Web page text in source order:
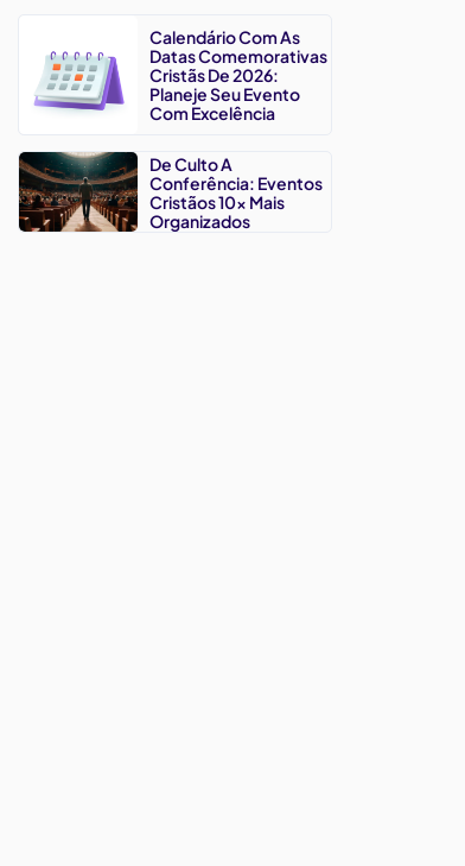
Calendário Com As
Datas Comemorativas
Cristãs De 2026:
Planeje Seu Evento
Com Excelência
De Culto A
Conferência: Eventos
Cristãos 10x Mais
Organizados